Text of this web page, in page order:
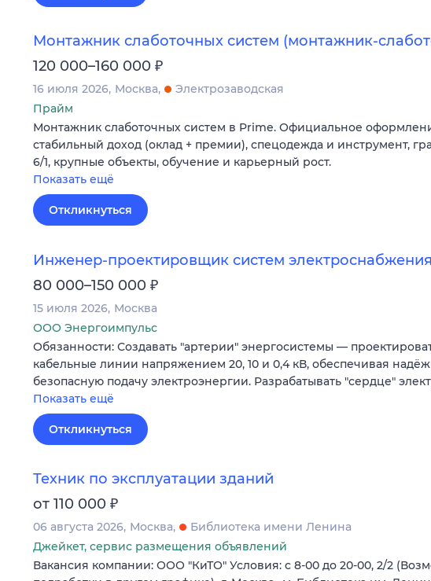
Монтажник слаботочных систем (монтажник-
120 000–160 000 ₽
16 июля 2026 Москва
Электрозаводская
Прайм
Монтажник слаботочных систем в Prime. Официальное
стабильный доход (оклад + премии), спецодежда и инструмент,
6/1, крупные объекты, обучение и карьерный рост.
Показать ещё
Откликнуться
Инженер-проектировщик систем электроснабжения
80 000–150 000 ₽
15 июля 2026 Москва
ООО Энергоимпульс
Обязанности: Создавать "артерии" энергосистемы —
кабельные линии напряжением 20, 10 и 0,4 кВ, обеспечивая
безопасную подачу электроэнергии. Разрабатывать "сердце"
Показать ещё
Откликнуться
Техник по эксплуатации зданий
от 110 000 ₽
06 августа 2026 Москва
Библиотека имени Ленина
Джейкет, сервис размещения объявлений
Вакансия компании: ООО "КиТО" Условия: с 8-00 до 20-00‚ 2/2